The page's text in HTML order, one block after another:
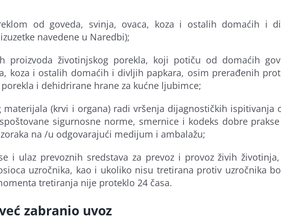
od goveda, svinja, ovaca, koza i ostalih domaćih i
navedene u Naredbi);
proizvoda životinjskog porekla, koji potiču od domaćih
koza i ostalih domaćih i divljih papkara, osim prerađenih
i dehidrirane hrane za kućne ljubimce;
materijala (krvi i organa) radi vršenja dijagnostičkih ispitivanja
sigurnosne norme, smernice i kodeks dobre
na /u odgovarajući medijum i ambalažu;
i ulaz prevoznih sredstava za prevoz i provoz živih
uzročnika, kao i ukoliko nisu tretirana protiv uzročnika
tretiranja nije proteklo 24 časa.
zabranio uvoz